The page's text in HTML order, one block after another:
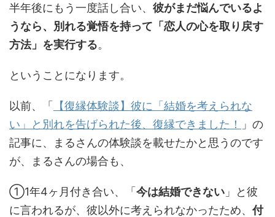
半年後にもう一度話し合い、 彼がまだ悩んでいるよ
うなら、別れる覚悟を持って「恋人の心を取り戻す
方法」を実行する。
ということになります。
以前、「 【復縁体験談】彼に「結婚を考えられな
い」と別れを告げられた後、復縁できました！
」の
記事に、まるさんの体験談を載せたかと思うのです
が、まるさんの場合も、
①1年4ヶ月付き合い、「今は結婚できない 」と彼
に言われるが、彼以外に考えられなかったため、付